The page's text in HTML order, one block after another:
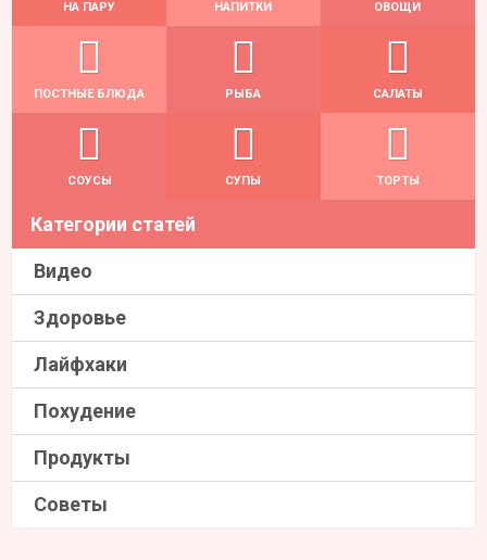
НА ПАРУ НАПИТКИ ОВОЩИ
ПОСТНЫЕ БЛЮДА РЫБА САЛАТЫ
СОУСЫ СУПЫ ТОРТЫ
Категории статей
Видео
Здоровье
Лайфхаки
Похудение
Продукты
Советы